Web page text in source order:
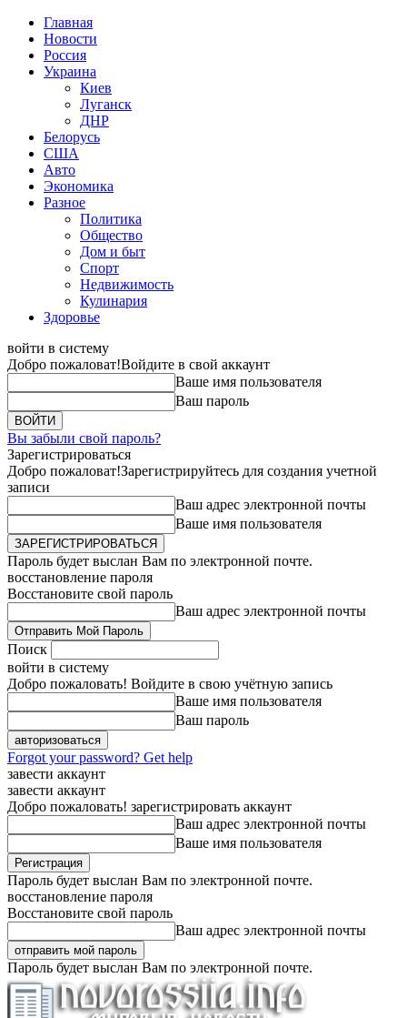
Главная
Новости
Россия
Украина
Киев
Луганск
ДНР
Белорусь
США
Авто
Экономика
Разное
Политика
Общество
Дом и быт
Спорт
Недвижимость
Кулинария
Здоровье
войти в систему
Добро пожаловат!Войдите в свой аккаунт
Ваше имя пользователя
Ваш пароль
Вы забыли свой пароль?
Зарегистрироваться
Добро пожаловат!Зарегистрируйтесь для создания учетной
записи
Ваш адрес электронной почты
Ваше имя пользователя
Пароль будет выслан Вам по электронной почте.
восстановление пароля
Восстановите свой пароль
Ваш адрес электронной почты
Поиск
войти в систему
Добро пожаловать! Войдите в свою учётную запись
Ваше имя пользователя
Ваш пароль
Forgot your password? Get help
завести аккаунт
завести аккаунт
Добро пожаловать! зарегистрировать аккаунт
Ваш адрес электронной почты
Ваше имя пользователя
Пароль будет выслан Вам по электронной почте.
восстановление пароля
Восстановите свой пароль
Ваш адрес электронной почты
Пароль будет выслан Вам по электронной почте.